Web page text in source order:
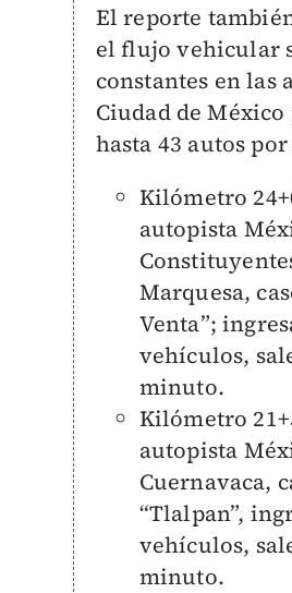
El reporte
el flujo vehicular
constantes en las
Ciudad de México
hasta 43 autos
Kilómetro
autopista
Marquesa,
Venta”;
vehículos,
minuto.
Kilómetro
autopista
Cuernavaca,
“Tlalpan”,
vehículos,
minuto.